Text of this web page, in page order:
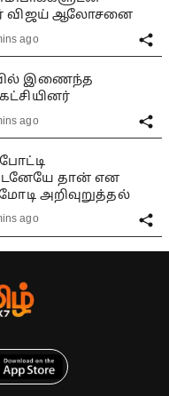
விஜய் ஆலோசனை
ago
இணைந்த
ago
தான் என
அறிவுறுத்தல்
ago